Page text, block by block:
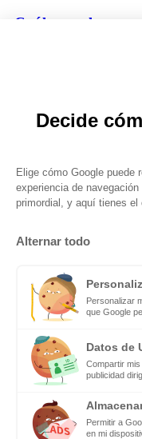
¿Cuáles son las
Son muchas las personas
figura totalmente
nada más lejos
Obtenga
conectado:
maestro de
Leer mas
El equipamiento